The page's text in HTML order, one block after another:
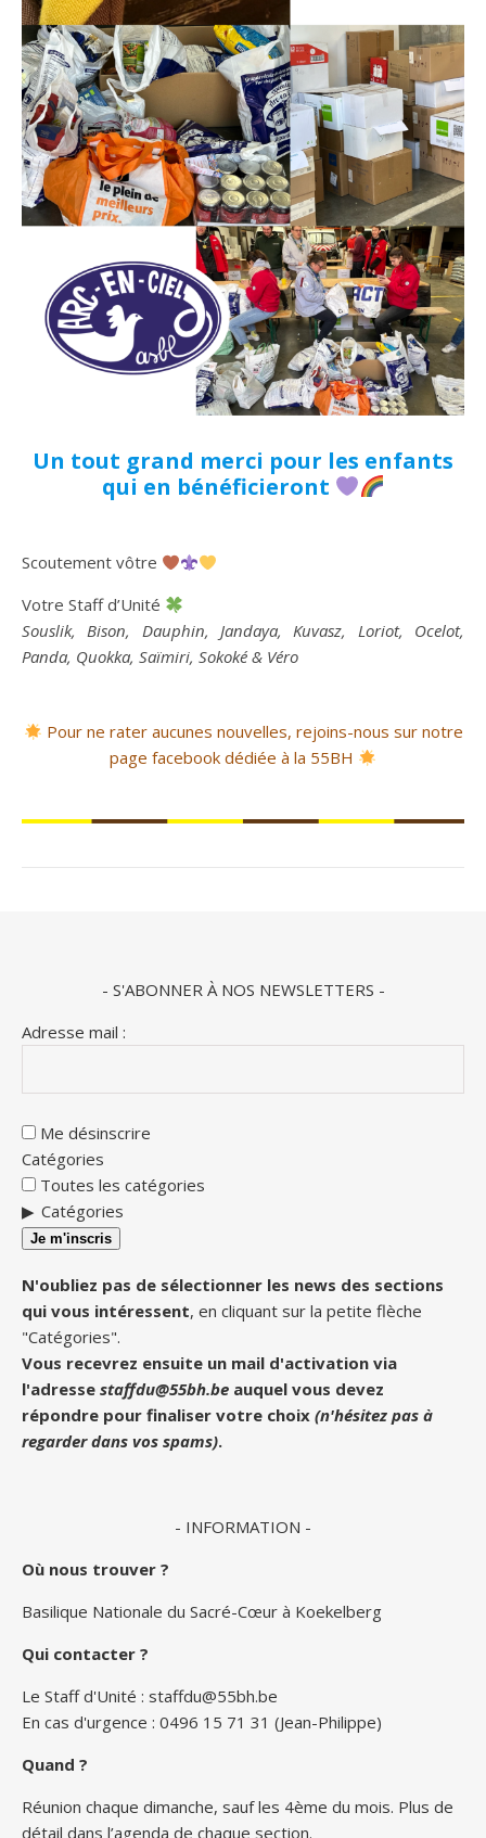
Un tout grand merci pour les enfants
qui en bénéficieront
Scoutement vôtre
Votre Staff d’Unité
Souslik, Bison, Dauphin, Jandaya, Kuvasz, Loriot, Ocelot,
Panda, Quokka, Saïmiri, Sokoké & Véro
Pour ne rater aucunes nouvelles, rejoins-nous sur notre
page facebook dédiée à la 55BH
- S'ABONNER À NOS NEWSLETTERS -
Adresse mail :
Me désinscrire
Catégories
Toutes les catégories
Catégories
Je m'inscris
N'oubliez pas de sélectionner les news des sections
qui vous intéressent, en cliquant sur la petite flèche
"Catégories".
Vous recevrez ensuite un mail d'activation via
l'adresse staffdu@55bh.be auquel vous devez
répondre pour finaliser votre choix (n'hésitez pas à
regarder dans vos spams).
- INFORMATION -
Où nous trouver ?
Basilique Nationale du Sacré-Cœur à Koekelberg
Qui contacter ?
Le Staff d'Unité : staffdu@55bh.be
En cas d'urgence : 0496 15 71 31 (Jean-Philippe)
Quand ?
Réunion chaque dimanche, sauf les 4ème du mois. Plus de
détail dans l’agenda de chaque section.